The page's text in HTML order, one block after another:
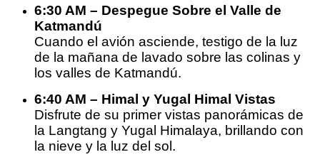
6:30 AM – Despegue Sobre el Valle de
Katmandú
Cuando el avión asciende, testigo de la luz
de la mañana de lavado sobre las colinas y
los valles de Katmandú.
6:40 AM – Himal y Yugal Himal Vistas
Disfrute de su primer vistas panorámicas de
la Langtang y Yugal Himalaya, brillando con
la nieve y la luz del sol.